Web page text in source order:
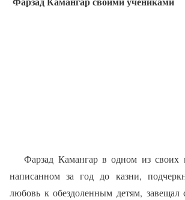
Фарзад Камангар в одном из своих
написанном за год до казни,
любовь к обездоленным детям, завещал